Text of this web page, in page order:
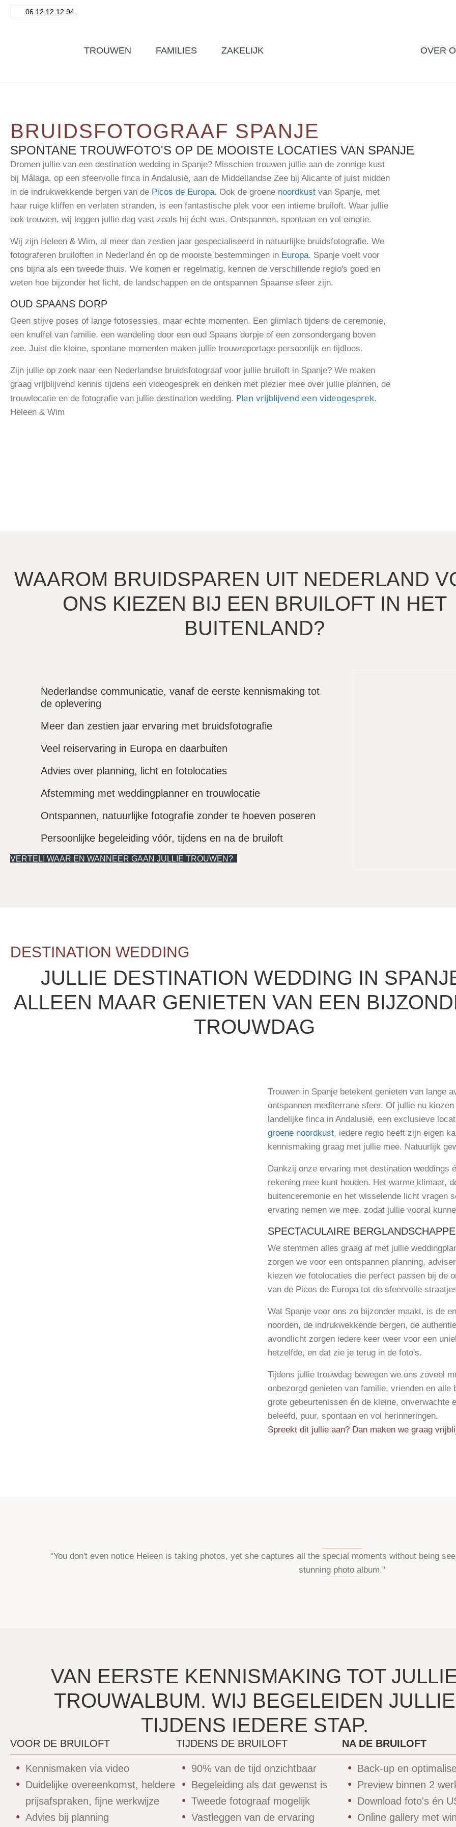
06 12 12 12 94
TROUWEN FAMILIES ZAKELIJK OVER
BRUIDSFOTOGRAAF SPANJE
SPONTANE TROUWFOTO'S OP DE MOOISTE LOCATIES VAN SPANJE
Dromen jullie van een destination wedding in Spanje? Misschien trouwen jullie aan de zonnige kust
bij Málaga, op een sfeervolle finca in Andalusië, aan de Middellandse Zee bij Alicante of juist midden
in de indrukwekkende bergen van de Picos de Europa. Ook de groene noordkust van Spanje, met
haar ruige kliffen en verlaten stranden, is een fantastische plek voor een intieme bruiloft. Waar jullie
ook trouwen, wij leggen jullie dag vast zoals hij écht was. Ontspannen, spontaan en vol emotie.
Wij zijn Heleen & Wim, al meer dan zestien jaar gespecialiseerd in natuurlijke bruidsfotografie. We
fotograferen bruiloften in Nederland én op de mooiste bestemmingen in Europa. Spanje voelt voor
ons bijna als een tweede thuis. We komen er regelmatig, kennen de verschillende regio's goed en
weten hoe bijzonder het licht, de landschappen en de ontspannen Spaanse sfeer zijn.
OUD SPAANS DORP
Geen stijve poses of lange fotosessies, maar echte momenten. Een glimlach tijdens de ceremonie,
een knuffel van familie, een wandeling door een oud Spaans dorpje of een zonsondergang boven
zee. Juist die kleine, spontane momenten maken jullie trouwreportage persoonlijk en tijdloos.
Zijn jullie op zoek naar een Nederlandse bruidsfotograaf voor jullie bruiloft in Spanje? We maken
graag vrijblijvend kennis tijdens een videogesprek en denken met plezier mee over jullie plannen, de
trouwlocatie en de fotografie van jullie destination wedding. Plan vrijblijvend een videogesprek.
Heleen & Wim
WAAROM BRUIDSPAREN UIT NEDERLAND
ONS KIEZEN BIJ EEN BRUILOFT IN HET
BUITENLAND?
Nederlandse communicatie, vanaf de eerste kennismaking tot
de oplevering
Meer dan zestien jaar ervaring met bruidsfotografie
Veel reiservaring in Europa en daarbuiten
Advies over planning, licht en fotolocaties
Afstemming met weddingplanner en trouwlocatie
Ontspannen, natuurlijke fotografie zonder te hoeven poseren
Persoonlijke begeleiding vóór, tijdens en na de bruiloft
VERTEL! WAAR EN WANNEER GAAN JULLIE TROUWEN?
DESTINATION WEDDING
JULLIE DESTINATION WEDDING IN
ALLEEN MAAR GENIETEN VAN EEN
TROUWDAG
Trouwen in Spanje betekent genieten van lange
ontspannen mediterrane sfeer. Of jullie nu
landelijke finca in Andalusië, een exclusieve
groene noordkust, iedere regio heeft zijn eigen
kennismaking graag met jullie mee. Natuurlijk
Dankzij onze ervaring met destination weddings
rekening mee kunt houden. Het warme klimaat,
buitenceremonie en het wisselende licht vragen
ervaring nemen we mee, zodat jullie vooral
SPECTACULAIRE
We stemmen alles graag af met jullie
zorgen we voor een ontspannen planning,
kiezen we fotolocaties die perfect passen bij de
van de Picos de Europa tot de sfeervolle
Wat Spanje voor ons zo bijzonder maakt, is de
noorden, de indrukwekkende bergen, de
avondlicht zorgen iedere keer weer voor een
hetzelfde, en dat zie je terug in de foto's.
Tijdens jullie trouwdag bewegen we ons zoveel
onbezorgd genieten van familie, vrienden en
grote gebeurtenissen én de kleine,
beleefd, puur, spontaan en vol herinneringen.
Spreekt dit jullie aan? Dan maken we graag
"You don't even notice Heleen is taking photos, yet she captures all the special moments without being
stunning photo album."
VAN EERSTE KENNISMAKING TOT
TROUWALBUM. WIJ BEGELEIDEN JULLIE
TIJDENS IEDERE STAP.
VOOR DE BRUILOFT
Kennismaken via video
Duidelijke overeenkomst, heldere
prijsafspraken, fijne werkwijze
Advies bij planning
TIJDENS DE BRUILOFT
90% van de tijd onzichtbaar
Begeleiding als dat gewenst is
Tweede fotograaf mogelijk
Vastleggen van de ervaring
NA DE BRUILOFT
Back-up en
Preview binnen 2
Download foto's én
Online gallery met